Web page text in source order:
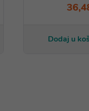
Dodaj u